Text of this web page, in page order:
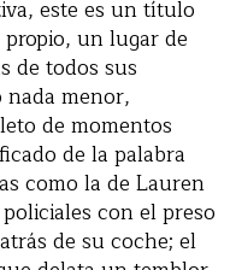
este es un título
un lugar de
de todos sus
nada menor,
de momentos
de la palabra
como la de Lauren
con el preso
de su coche; el